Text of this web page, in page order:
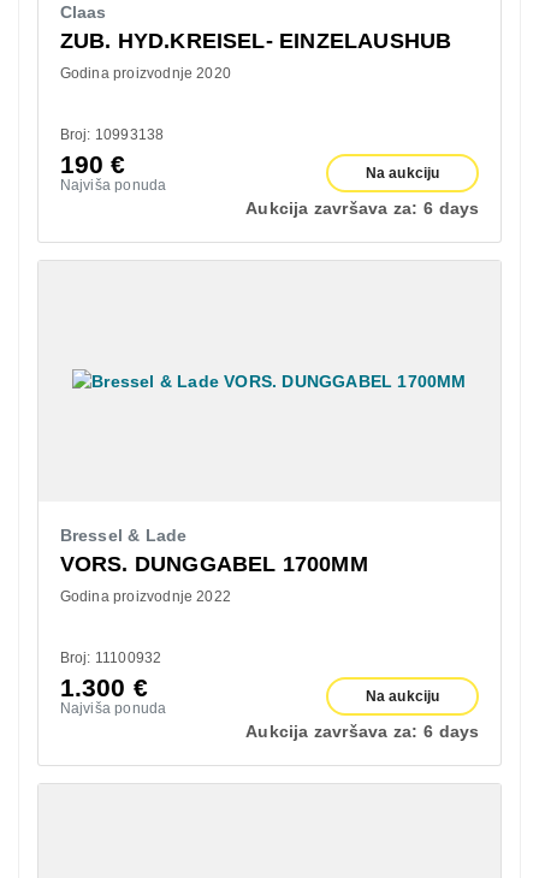
Claas
ZUB. HYD.KREISEL- EINZELAUSHUB
Godina proizvodnje 2020
Broj: 10993138
190€
Najviša ponuda
Na aukciju
Aukcija završava za: 6 days
Bressel & Lade
VORS. DUNGGABEL 1700MM
Godina proizvodnje 2022
Broj: 11100932
1.300 €
Najviša ponuda
Na aukciju
Aukcija završava za: 6 days